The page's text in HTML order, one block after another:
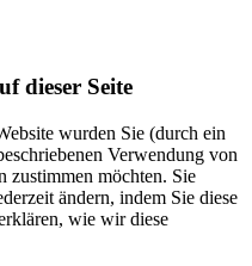
dieser Seite
wurden Sie (durch ein
Verwendung von
zustimmen möchten. Sie
ändern, indem Sie diese
wie wir diese